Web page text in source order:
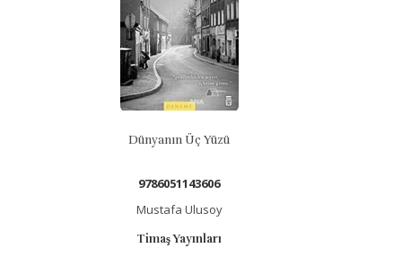
Dünyanın Üç Yüzü
9786051143606
Mustafa Ulusoy
Timaş Yayınları